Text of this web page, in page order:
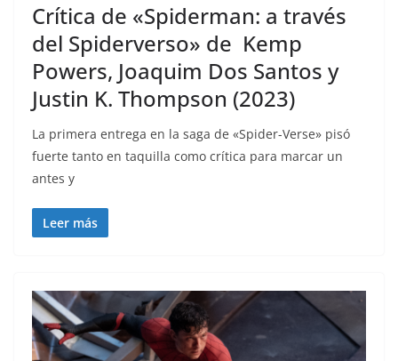
Crítica de «Spiderman: a través
del Spiderverso» de Kemp
Powers, Joaquim Dos Santos y
Justin K. Thompson (2023)
La primera entrega en la saga de «Spider-Verse» pisó
fuerte tanto en taquilla como crítica para marcar un
antes y
Leer más